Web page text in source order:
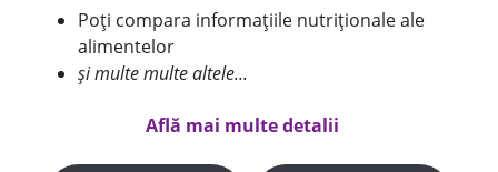
Poți compara informațiile nutriționale ale
alimentelor
și multe multe altele...
Află mai multe detalii